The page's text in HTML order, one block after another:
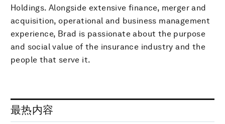
Holdings. Alongside extensive finance, merger and
acquisition, operational and business management
experience, Brad is passionate about the purpose
and social value of the insurance industry and the
people that serve it.
最热内容